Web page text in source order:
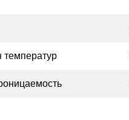
температур